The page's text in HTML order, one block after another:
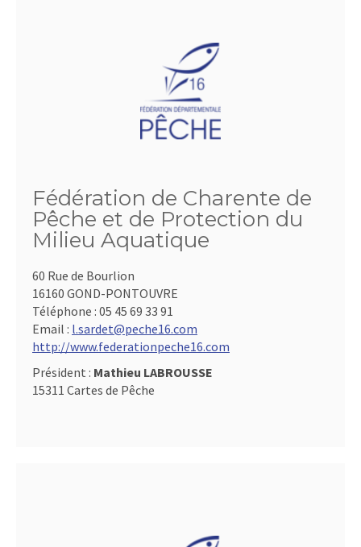
Fédération de Charente de
Pêche et de Protection du
Milieu Aquatique
60 Rue de Bourlion
16160 GOND-PONTOUVRE
Téléphone : 05 45 69 33 91
Email : l.sardet@peche16.com
http://www.federationpeche16.com
Président : Mathieu LABROUSSE
15311 Cartes de Pêche